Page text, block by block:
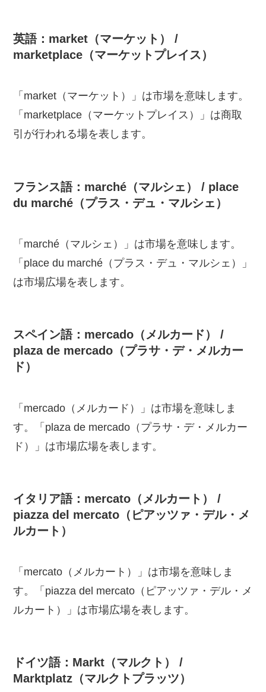
英語：market（マーケット） /
marketplace（マーケットプレイス）
「market（マーケット）」は市場を意味します。
「marketplace（マーケットプレイス）」は商取
引が行われる場を表します。
フランス語：marché（マルシェ） / place
du marché（プラス・デュ・マルシェ）
「marché（マルシェ）」は市場を意味します。
「place du marché（プラス・デュ・マルシェ）」
は市場広場を表します。
スペイン語：mercado（メルカード） /
plaza de mercado（プラサ・デ・メルカー
ド）
「mercado（メルカード）」は市場を意味しま
す。「plaza de mercado（プラサ・デ・メルカー
ド）」は市場広場を表します。
イタリア語：mercato（メルカート） /
piazza del mercato（ピアッツァ・デル・メ
ルカート）
「mercato（メルカート）」は市場を意味しま
す。「piazza del mercato（ピアッツァ・デル・メ
ルカート）」は市場広場を表します。
ドイツ語：Markt（マルクト） /
Marktplatz（マルクトプラッツ）